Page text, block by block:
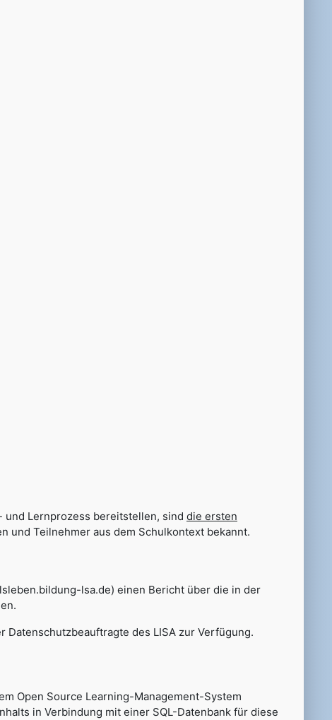
Lernprozess bereitstellen, sind die ersten
und Teilnehmer aus dem Schulkontext bekannt.
lsa.de) einen Bericht über die in der
des LISA zur Verfügung.
Open Source Learning-Management-System
in Verbindung mit einer SQL-Datenbank für diese